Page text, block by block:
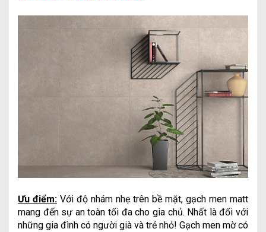
Ưu điểm: Với độ nhám nhẹ trên bề mặt, gạch men matt
mang đến sự an toàn tối đa cho gia chủ. Nhất là đối với
những gia đình có người già và trẻ nhỏ! Gạch men mờ có